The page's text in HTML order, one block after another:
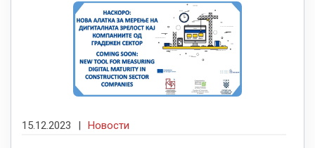
15.12.2023 Новости